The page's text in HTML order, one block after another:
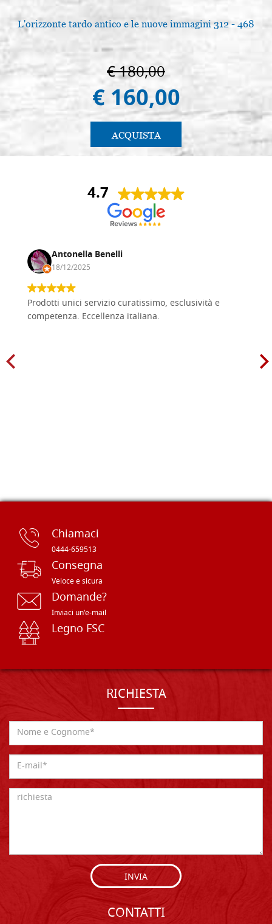
L'orizzonte tardo antico e le nuove immagini 312 - 468
€ 180,00
€ 160,00
ACQUISTA
4.7
Antonella Benelli
18/12/2025
Prodotti unici servizio curatissimo, esclusività e
competenza. Eccellenza italiana.
Chiamaci
0444-659513
Consegna
Veloce e sicura
Domande?
Inviaci un'e-mail
Legno FSC
RICHIESTA
INVIA
CONTATTI